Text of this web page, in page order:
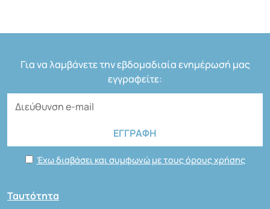
Για να λαμβάνετε την εβδομαδιαία ενημέρωσή μας
εγγραφείτε:
Έχω διαβάσει και συμφωνώ με τους όρους χρήσης
Ταυτότητα